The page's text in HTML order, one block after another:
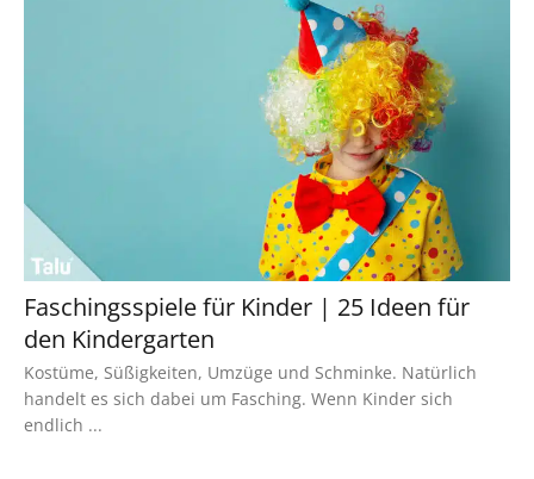
Faschingsspiele für Kinder | 25 Ideen für
den Kindergarten
Kostüme, Süßigkeiten, Umzüge und Schminke. Natürlich
handelt es sich dabei um Fasching. Wenn Kinder sich
endlich ...